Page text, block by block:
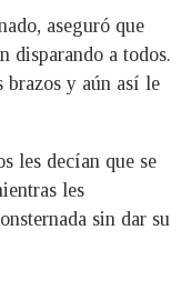
aseguró que
disparando a todos.
brazos y aún así le
les decían que se
les
sin dar su